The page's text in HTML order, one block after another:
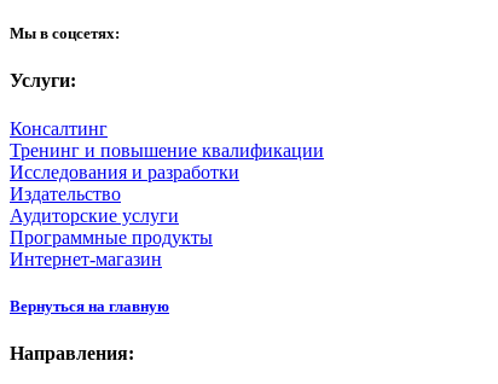
Мы в соцсетях:
Услуги:
Консалтинг
Тренинг и повышение квалификации
Исследования и разработки
Издательство
Аудиторские услуги
Программные продукты
Интернет-магазин
Вернуться на главную
Направления: